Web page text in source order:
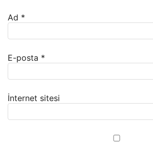
Ad *
E-posta *
İnternet sitesi